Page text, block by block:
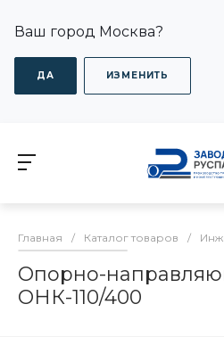
Ваш город Москва?
ДА ИЗМЕНИТЬ
Главная / Каталог товаров /
Опорно-
ОНК-110/400